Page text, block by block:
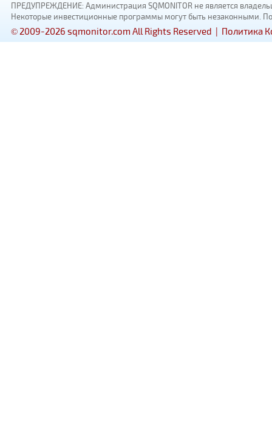
ПРЕДУПРЕЖДЕНИЕ: Администрация SQMONITOR не является
Некоторые инвестиционные программы могут быть незаконными.
© 2009-2026 sqmonitor.com All Rights Reserved | Политика